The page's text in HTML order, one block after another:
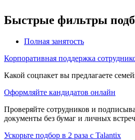
Быстрые фильтры
Полная занятость
Корпоративная поддержка
Какой соцпакет вы предлагаете
Оформляйте кандидатов онлайн
Проверяйте сотрудников и
документы без бумаг и личных встреч
Ускорьте подбор в 2 раза с Talantix